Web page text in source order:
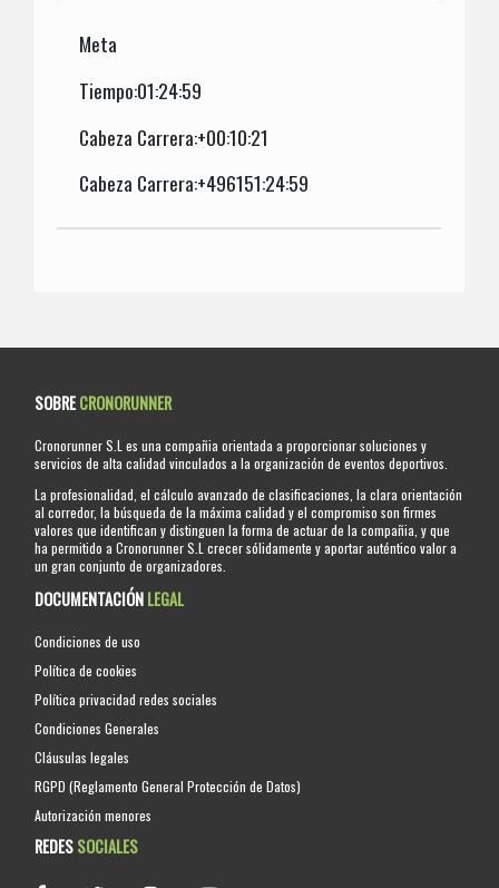
Meta
Tiempo:01:24:59
Cabeza Carrera:+00:10:21
Cabeza Carrera:+496151:24:59
SOBRECRONORUNNER
Cronorunner S.L es una compañia orientada a proporcionar soluciones y
servicios de alta calidad vinculados a la organización de eventos deportivos.
La profesionalidad, el cálculo avanzado de clasificaciones, la clara orientación
al corredor, la búsqueda de la máxima calidad y el compromiso son firmes
valores que identifican y distinguen la forma de actuar de la compañia, y que
ha permitido a Cronorunner S.L crecer sólidamente y aportar auténtico valor a
un gran conjunto de organizadores.
DOCUMENTACIÓNLEGAL
Condiciones de uso
Política de cookies
Política privacidad redes sociales
Condiciones Generales
Cláusulas legales
RGPD (Reglamento General Protección de Datos)
Autorización menores
REDESSOCIALES